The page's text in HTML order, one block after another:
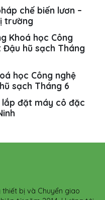
chế biến lươn –
trường
Khoá học Công
Đậu hũ sạch Tháng
học Công nghệ
sạch Tháng 6
lắp đặt máy cô đặc
bị và Chuyển giao